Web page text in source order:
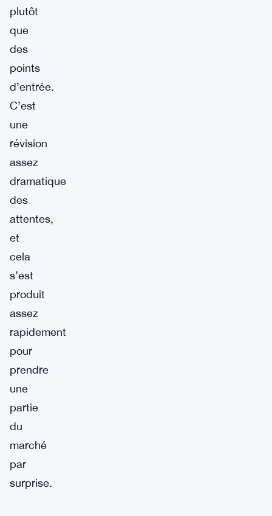
plutôt
que
des
points
d’entrée.
C’est
une
révision
assez
dramatique
des
attentes,
et
cela
s’est
produit
assez
rapidement
pour
prendre
une
partie
du
marché
par
surprise.